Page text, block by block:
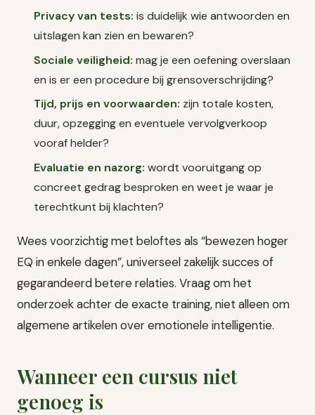
Privacy van tests: is duidelijk wie antwoorden en
uitslagen kan zien en bewaren?
Sociale veiligheid: mag je een oefening overslaan
en is er een procedure bij grensoverschrijding?
Tijd, prijs en voorwaarden: zijn totale kosten,
duur, opzegging en eventuele vervolgverkoop
vooraf helder?
Evaluatie en nazorg: wordt vooruitgang op
concreet gedrag besproken en weet je waar je
terechtkunt bij klachten?
Wees voorzichtig met beloftes als “bewezen hoger
EQ in enkele dagen”, universeel zakelijk succes of
gegarandeerd betere relaties. Vraag om het
onderzoek achter de exacte training, niet alleen om
algemene artikelen over emotionele intelligentie.
Wanneer een cursus niet
genoeg is